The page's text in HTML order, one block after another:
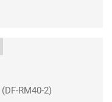
(DF-RM40-2)